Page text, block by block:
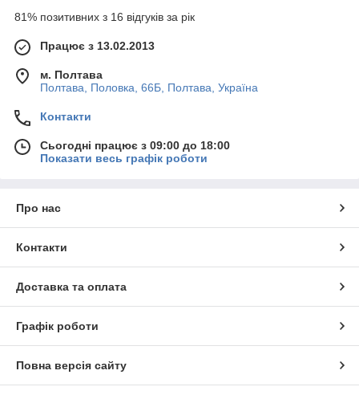
81% позитивних з 16 відгуків за рік
Працює з 13.02.2013
м. Полтава
Полтава, Половка, 66Б, Полтава, Україна
Контакти
Сьогодні працює з 09:00 до 18:00
Показати весь графік роботи
Про нас
Контакти
Доставка та оплата
Графік роботи
Повна версія сайту